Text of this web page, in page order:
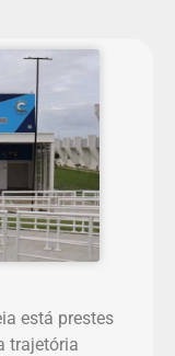
está prestes
trajetória